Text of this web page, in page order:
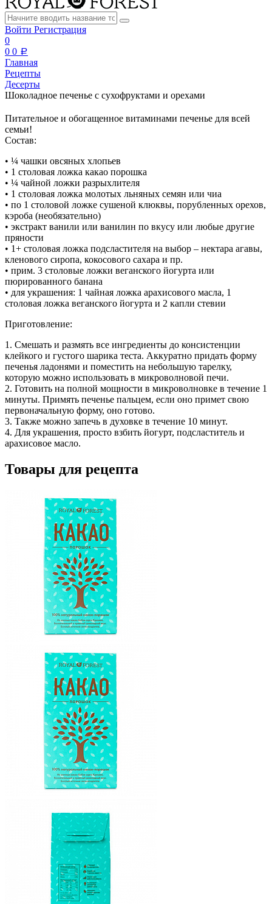
Войти Регистрация
0
0 0 a
Главная
Рецепты
Десерты
Шоколадное печенье с сухофруктами и орехами
Питательное и обогащенное витаминами печенье для всей
семьи!
Состав:
• ¼ чашки овсяных хлопьев
• 1 столовая ложка какао порошка
• ¼ чайной ложки разрыхлителя
• 1 столовая ложка молотых льняных семян или чиа
• по 1 столовой ложке сушеной клюквы, порубленных орехов,
кэроба (необязательно)
• экстракт ванили или ванилин по вкусу или любые другие
пряности
• 1+ столовая ложка подсластителя на выбор – нектара агавы,
кленового сиропа, кокосового сахара и пр.
• прим. 3 столовые ложки веганского йогурта или
пюрированного банана
• для украшения: 1 чайная ложка арахисового масла, 1
столовая ложка веганского йогурта и 2 капли стевии
Приготовление:
1. Смешать и размять все ингредиенты до консистенции
клейкого и густого шарика теста. Аккуратно придать форму
печенья ладонями и поместить на небольшую тарелку,
которую можно использовать в микроволновой печи.
2. Готовить на полной мощности в микроволновке в течение 1
минуты. Примять печенье пальцем, если оно примет свою
первоначальную форму, оно готово.
3. Также можно запечь в духовке в течение 10 минут.
4. Для украшения, просто взбить йогурт, подсластитель и
арахисовое масло.
Товары для рецепта